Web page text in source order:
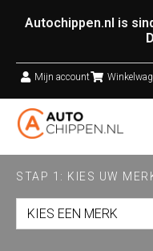
Autochippen.nl is
Mijn account
STAP 1: KIES UW
KIES EEN MERK